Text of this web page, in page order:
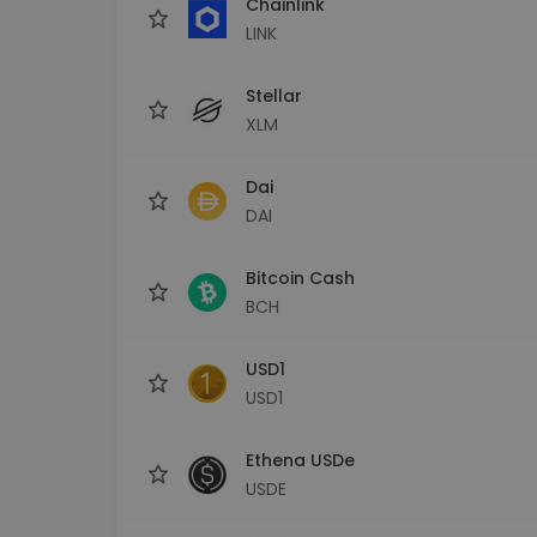
LINK
Stellar
XLM
Dai
DAI
Bitcoin Cash
BCH
USD1
USD1
Ethena USDe
USDE